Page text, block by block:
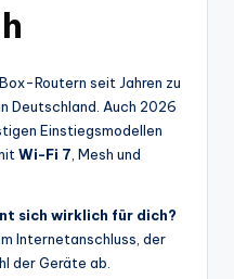
Routern seit Jahren zu
Deutschland. Auch 2026
Einstiegsmodellen
Wi-Fi 7 , Mesh und
sich wirklich für dich?
Internetanschluss, der
der Geräte ab.